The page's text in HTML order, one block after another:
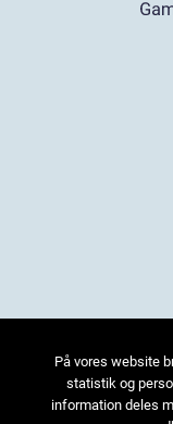
På vores website
statistik og
information deles